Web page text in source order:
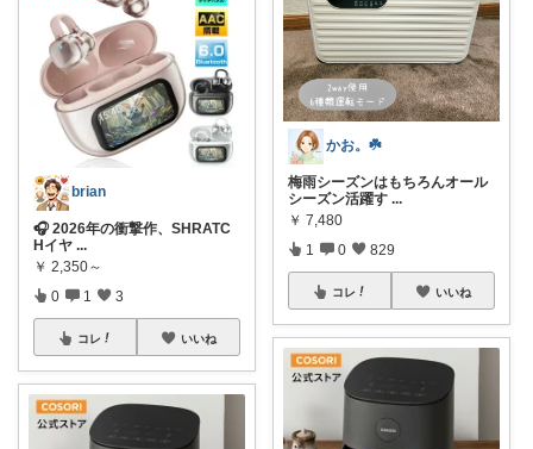
brian
🎧 2026年の衝撃作、SHRATC
Hイヤ ...
￥ 2,350～
0 1 3
コレ いいね
かお。☘️
梅雨シーズンはもちろんオール
シーズン活躍す ...
￥ 7,480
1 0 829
コレ いいね